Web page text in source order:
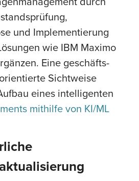
und Implementierung
wie IBM Maximo
Eine geschäfts-
Sichtweise
eines intelligenten
mithilfe von KI/ML